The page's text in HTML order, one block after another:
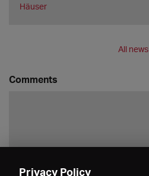
Häuser
All news
Comments
Privacy Policy